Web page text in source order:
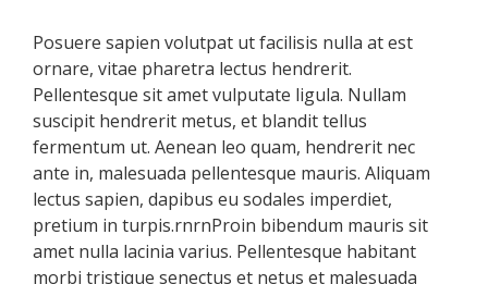
Posuere sapien volutpat ut facilisis nulla at est
ornare, vitae pharetra lectus hendrerit.
Pellentesque sit amet vulputate ligula. Nullam
suscipit hendrerit metus, et blandit tellus
fermentum ut. Aenean leo quam, hendrerit nec
ante in, malesuada pellentesque mauris. Aliquam
lectus sapien, dapibus eu sodales imperdiet,
pretium in turpis.rnrnProin bibendum mauris sit
amet nulla lacinia varius. Pellentesque habitant
morbi tristique senectus et netus et malesuada